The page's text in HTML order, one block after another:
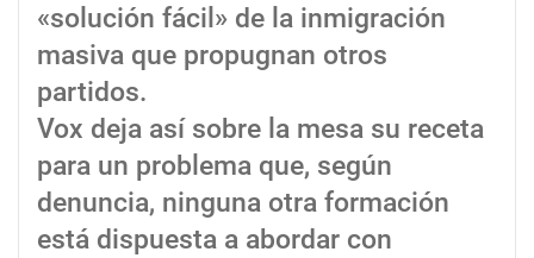
«solución fácil» de la inmigración
masiva que propugnan otros
partidos.
Vox deja así sobre la mesa su receta
para un problema que, según
denuncia, ninguna otra formación
está dispuesta a abordar con